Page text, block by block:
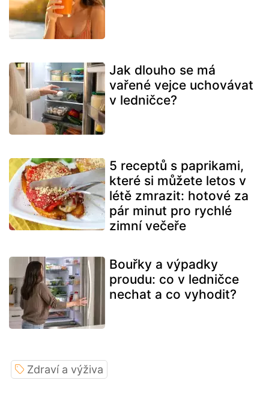
Jak dlouho se má
vařené vejce uchovávat
v ledničce?
5 receptů s paprikami,
které si můžete letos v
létě zmrazit: hotové za
pár minut pro rychlé
zimní večeře
Bouřky a výpadky
proudu: co v ledničce
nechat a co vyhodit?
Zdraví a výživa